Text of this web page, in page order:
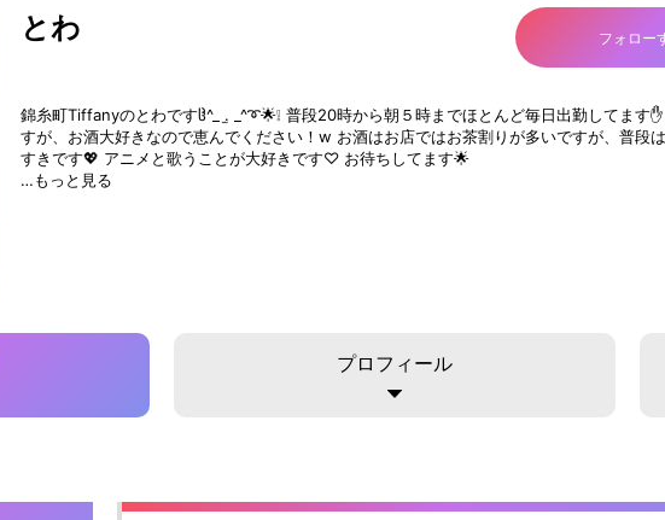
とわ フォロー
錦糸町Tiffanyのとわですჱ̒^_ .̫ _^➰🌟❕ 普段20時から朝５時までほとんど毎日出勤してます
すが、お酒大好きなので恵んでください！w お酒はお店ではお茶割りが多いですが、普段
すきです💖 アニメと歌うことが大好きです♡ お待ちしてます🌟
…もっと見る
プロフィール